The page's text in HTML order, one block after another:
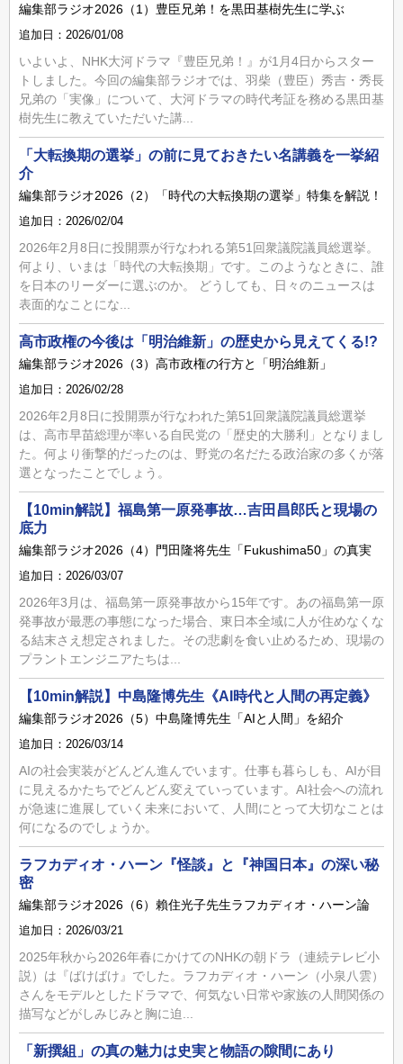
編集部ラジオ2026（1）豊臣兄弟！を黒田基樹先生に学ぶ
追加日：2026/01/08
いよいよ、NHK大河ドラマ『豊臣兄弟！』が1月4日からスター
トしました。今回の編集部ラジオでは、羽柴（豊臣）秀吉・秀長
兄弟の「実像」について、大河ドラマの時代考証を務める黒田基
樹先生に教えていただいた講...
「大転換期の選挙」の前に見ておきたい名講義を一挙紹
介
編集部ラジオ2026（2）「時代の大転換期の選挙」特集を解説！
追加日：2026/02/04
2026年2月8日に投開票が行なわれる第51回衆議院議員総選挙。
何より、いまは「時代の大転換期」です。このようなときに、誰
を日本のリーダーに選ぶのか。 どうしても、日々のニュースは
表面的なことにな...
高市政権の今後は「明治維新」の歴史から見えてくる!?
編集部ラジオ2026（3）高市政権の行方と「明治維新」
追加日：2026/02/28
2026年2月8日に投開票が行なわれた第51回衆議院議員総選挙
は、高市早苗総理が率いる自民党の「歴史的大勝利」となりまし
た。何より衝撃的だったのは、野党の名だたる政治家の多くが落
選となったことでしょう。
【10min解説】福島第一原発事故…吉田昌郎氏と現場の
底力
編集部ラジオ2026（4）門田隆将先生「Fukushima50」の真実
追加日：2026/03/07
2026年3月は、福島第一原発事故から15年です。あの福島第一原
発事故が最悪の事態になった場合、東日本全域に人が住めなくな
る結末さえ想定されました。その悲劇を食い止めるため、現場の
プラントエンジニアたちは...
【10min解説】中島隆博先生《AI時代と人間の再定義》
編集部ラジオ2026（5）中島隆博先生「AIと人間」を紹介
追加日：2026/03/14
AIの社会実装がどんどん進んでいます。仕事も暮らしも、AIが目
に見えるかたちでどんどん変えていっています。AI社会への流れ
が急速に進展していく未来において、人間にとって大切なことは
何になるのでしょうか。
ラフカディオ・ハーン『怪談』と『神国日本』の深い秘
密
編集部ラジオ2026（6）賴住光子先生ラフカディオ・ハーン論
追加日：2026/03/21
2025年秋から2026年春にかけてのNHKの朝ドラ（連続テレビ小
説）は『ばけばけ』でした。ラフカディオ・ハーン（小泉八雲）
さんをモデルとしたドラマで、何気ない日常や家族の人間関係の
描写などがしみじみと胸に迫...
「新撰組」の真の魅力は史実と物語の隙間にあり